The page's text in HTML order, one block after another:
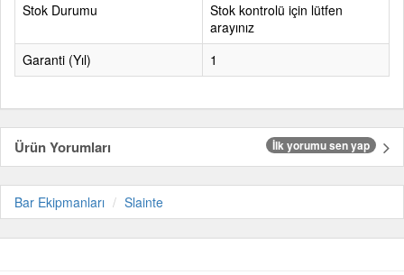
Stok Durumu
Stok kontrolü için lütfen
arayınız
Garanti (Yıl)
1
Ürün Yorumları İlk yorumu sen yap
Bar Ekipmanları Slainte